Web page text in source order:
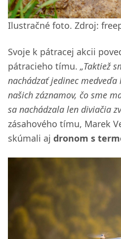
Ilustračné foto. Zdroj:
Svoje k pátracej akcii
pátracieho tímu. „Taktiež
nachádzať jedinec
našich záznamov, čo sme
sa nachádzala len diviačia
zásahového tímu, Marek
skúmali aj dronom s